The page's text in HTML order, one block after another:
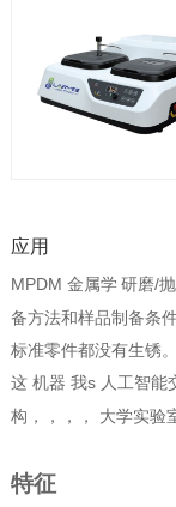
应用
MPDM 金属学研磨/
备方法和样品制备条
标准零件都没有生锈。
这机器 我s 人工智能
构 ，，，， 大学实验
特征